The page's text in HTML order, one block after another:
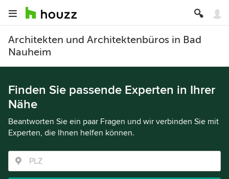
Architekten und Architektenbüros in Bad
Nauheim
Finden Sie passende Experten in Ihrer
Nähe
Beantworten Sie ein paar Fragen und wir verbinden Sie mit
Experten, die Ihnen helfen können.